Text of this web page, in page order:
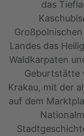
das
Landes das
Waldkarpaten
Geburtstätte
Krakau, mit der
auf dem